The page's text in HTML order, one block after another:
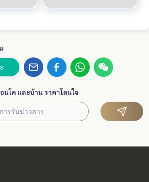
นโด และบ้าน ราคาโดนใจ